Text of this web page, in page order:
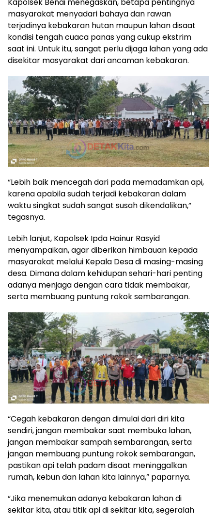
masyarakat menyadari bahaya dan rawan
terjadinya kebakaran hutan maupun lahan disaat
kondisi tengah cuaca panas yang cukup ekstrim
saat ini. Untuk itu, sangat perlu dijaga lahan yang ada
disekitar masyarakat dari ancaman kebakaran.
“Lebih baik mencegah dari pada memadamkan api,
karena apabila sudah terjadi kebakaran dalam
waktu singkat sudah sangat susah dikendalikan,”
tegasnya.
Lebih lanjut, Kapolsek Ipda Hainur Rasyid
menyampaikan, agar diberikan himbauan kepada
masyarakat melalui Kepala Desa di masing-masing
desa. Dimana dalam kehidupan sehari-hari penting
adanya menjaga dengan cara tidak membakar,
serta membuang puntung rokok sembarangan.
“Cegah kebakaran dengan dimulai dari diri kita
sendiri, jangan membakar saat membuka lahan,
jangan membakar sampah sembarangan, serta
jangan membuang puntung rokok sembarangan,
pastikan api telah padam disaat meninggalkan
rumah, kebun dan lahan kita lainnya,” paparnya.
“Jika menemukan adanya kebakaran lahan di
sekitar kita, atau titik api di sekitar kita, segeralah